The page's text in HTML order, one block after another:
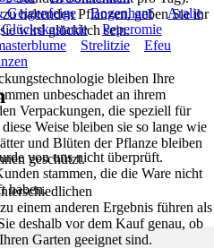
haltenden Pflanzen, geben Sie ihr
wird glücklich sein.
bleiben Ihre
unbeschadet an ihrem
Verpackungen, die speziell für
Weise bleiben sie so lange wie
und Blüten der Pflanze bleiben
geschützt.
einem anderen Ergebnis führen als
deshalb vor dem Kauf genau, ob
Garten geeignet sind.
Geigenfeige
Bogenhanf
Aralie
Glückskastanie
Peperomie
Strelitzie
Efeu
von uns nicht überprüft.
stammen, die die Ware nicht
haben.